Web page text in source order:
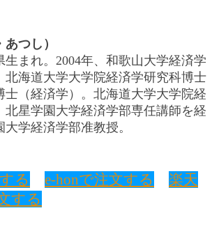
つし）
生まれ。2004年、和歌山大学経済学
北海道大学大学院経済学研究科博士
士（経済学）。北海道大学大学院経
北星学園大学経済学部専任講師を経
学経済学部准教授。
る
e-honで注文する
楽天
する